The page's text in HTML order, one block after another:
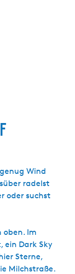
Wind
radelst
oder suchst
oben. Im
ein Dark Sky
Sterne,
Milchstraße.